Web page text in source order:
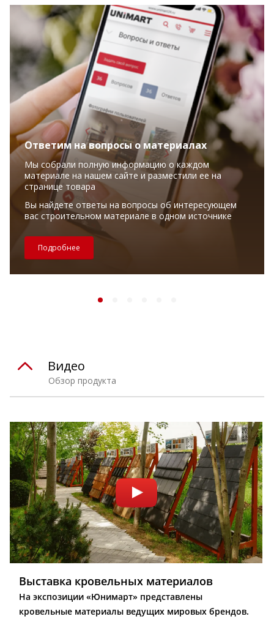
Ответим на вопросы о материалах
Мы собрали полную информацию о каждом
материале на нашем сайте и разместили ее на
странице товара
Вы найдете ответы на вопросы об интересующем
вас строительном материале в одном источнике
Подробнее
Обзор продукта
Видео
Выставка кровельных материалов
На экспозиции «Юнимарт» представлены
кровельные материалы ведущих мировых брендов.